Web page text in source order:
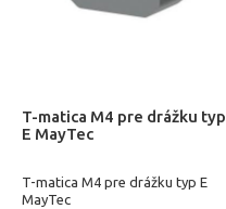
T-matica M4 pre drážku typ
E MayTec
T-matica M4 pre drážku typ E
MayTec